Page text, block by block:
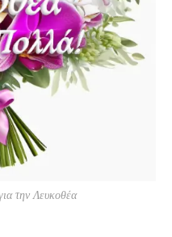
την Λευκοθέα